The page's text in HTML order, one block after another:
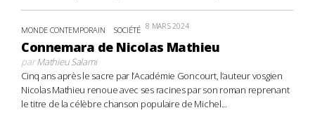
MONDE CONTEMPORAIN SOCIÉTÉ 8 MARS 2024
Connemara de Nicolas Mathieu
parMathieu Salami
Cinq ans après le sacre par l’Académie Goncourt, l’auteur vosgien
Nicolas Mathieu renoue avec ses racines par son roman reprenant
le titre de la célèbre chanson populaire de Michel...